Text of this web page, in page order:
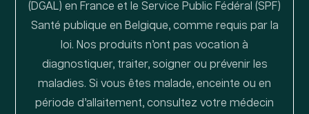
(DGAL) en France et le Service Public Fédéral (SPF)
Santé publique en Belgique, comme requis par la
loi. Nos produits n’ont pas vocation à
diagnostiquer, traiter, soigner ou prévenir les
maladies. Si vous êtes malade, enceinte ou en
période d’allaitement, consultez votre médecin